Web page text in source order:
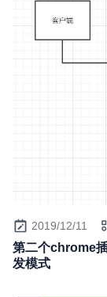
2019/12/11
第二个chrome
发模式